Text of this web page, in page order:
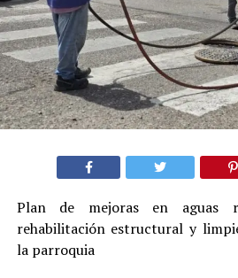
Plan de mejoras en aguas
rehabilitación estructural y
la parroquia